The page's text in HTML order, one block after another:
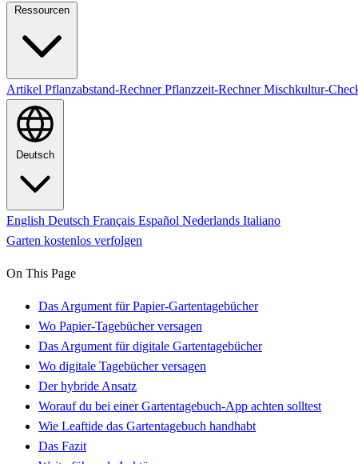
Ressourcen
Artikel Pflanzabstand-RechnerPflanzzeit-RechnerMischkultur-
Deutsch
English Deutsch Français Español Nederlands Italiano
Garten kostenlos verfolgen
On This Page
Das Argument für Papier-Gartentagebücher
Wo Papier-Tagebücher versagen
Das Argument für digitale Gartentagebücher
Wo digitale Tagebücher versagen
Der hybride Ansatz
Worauf du bei einer Gartentagebuch-App achten solltest
Wie Leaftide das Gartentagebuch handhabt
Das Fazit